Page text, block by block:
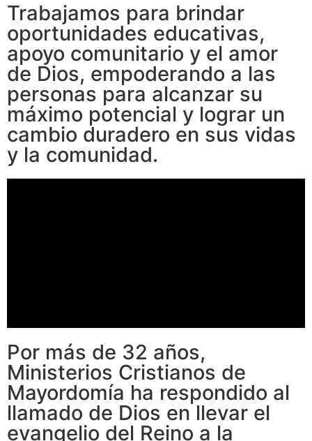
Trabajamos para brindar
oportunidades educativas,
apoyo comunitario y el amor
de Dios, empoderando a las
personas para alcanzar su
máximo potencial y lograr un
cambio duradero en sus vidas
y la comunidad.
Por más de 32 años,
Ministerios Cristianos de
Mayordomía ha respondido al
llamado de Dios en llevar el
evangelio del Reino a la